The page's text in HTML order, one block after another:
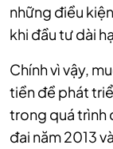
những điều
khi đầu tư dài
Chính vì vậy,
tiền đề phát
trong quá trình
đai năm 2013